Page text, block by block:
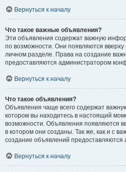
Вернуться к началу
Что такое важные объявления?
Эти объявления содержат важную
по возможности. Они появляются
личном разделе. Права на создание
предоставляются администратором
Вернуться к началу
Что такое объявления?
Объявления чаще всего содержат
котором вы находитесь в настоящий
возможности. Объявления появляются
в котором они созданы. Так же, как и с
создание объявлений предоставляются
Вернуться к началу